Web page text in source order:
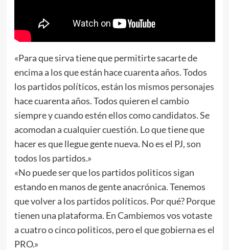
«Para que sirva tiene que permitirte sacarte de
encima a los que están hace cuarenta años. Todos
los partidos políticos, están los mismos personajes
hace cuarenta años. Todos quieren el cambio
siempre y cuando estén ellos como candidatos. Se
acomodan a cualquier cuestión. Lo que tiene que
hacer es que llegue gente nueva. No es el PJ, son
todos los partidos.»
«No puede ser que los partidos politicos sigan
estando en manos de gente anacrónica. Tenemos
que volver a los partidos políticos. Por qué? Porque
tienen una plataforma. En Cambiemos vos votaste
a cuatro o cinco politicos, pero el que gobierna es el
PRO.»